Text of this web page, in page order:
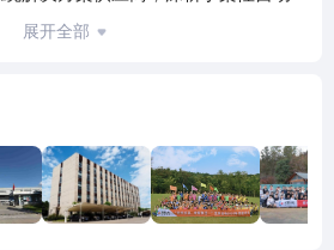
应用，致力于智能制造装备、机器
要将柔性自动化装备与工业机器人
电驱、电控、电池、功率半导体模
定系统等产品研发及生产领域，涵盖
流程。并积极向医疗器械、细胞存
展开全部